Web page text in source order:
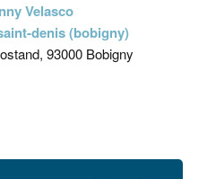
Velasco
denis (bobigny)
93000 Bobigny